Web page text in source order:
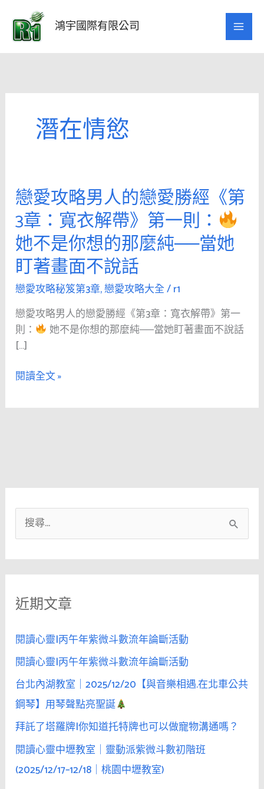
要
鴻宇國際有限公司
潛在情慾
戀愛攻略男人的戀愛勝經《第
3章：寬衣解帶》第一則：
她不是你想的那麼純──當她
盯著畫面不說話
戀愛攻略秘笈第3章,戀愛攻略大全/r1
戀愛攻略男人的戀愛勝經《第3章：寬衣解帶》第一
則：
她不是你想的那麼純──當她盯著畫面不說話
[…]
戀
愛
攻
略
男
人
的
戀
愛
勝
經
《第
3
則：
她
不
是
想
那
麼
純
──
當
她
盯
著
畫
閱讀全文 »
尋
關
字
近期文章
閱讀心靈|丙午年紫微斗數流年論斷活動
閱讀心靈|丙午年紫微斗數流年論斷活動
台北內湖教室｜2025/12/20【與音樂相遇.在北車公共
鋼琴】用琴聲點亮聖誕
拜託了塔羅牌|你知道托特牌也可以做寵物溝通嗎？
閱讀心靈中壢教室｜靈動派紫微斗數初階班
(2025/12/17–12/18｜桃園中壢教室)